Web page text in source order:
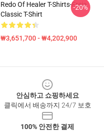
Redo Of Healer T-Shirts-Freia
Classic T-Shirt
₩3,651,700 - ₩4,202,900
-20%
안심하고 쇼핑하세요
클릭에서 배송까지 24/7 보호
100% 안전한 결제